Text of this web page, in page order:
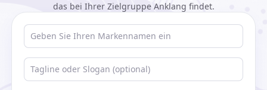
Free-Toolsdas bei Ihrer Zielgruppe Anklang findet.